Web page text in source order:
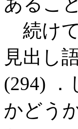
続け
見出し
(294) ．
かどう